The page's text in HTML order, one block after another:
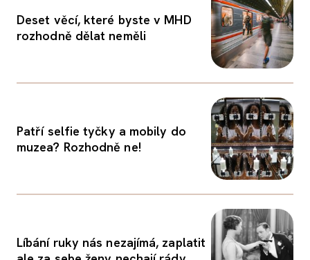
Deset věcí, které byste v MHD
rozhodně dělat neměli
Patří selfie tyčky a mobily do
muzea? Rozhodně ne!
Líbání ruky nás nezajímá, zaplatit